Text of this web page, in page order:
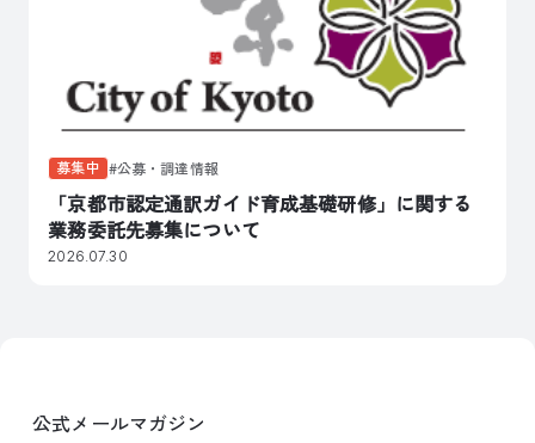
募集中 公募・調達情報
「京都市認定通訳ガイド育成基礎研修」に関する
業務委託先募集について
2026.07.30
公式メールマガジン